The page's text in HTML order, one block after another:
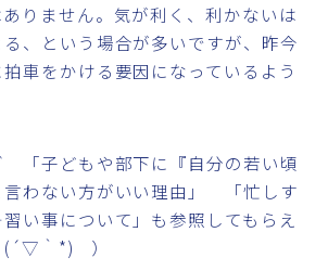
りません。気が利く、利かないは
、という場合が多いですが、昨今
車をかける要因になっているよう
「子どもや部下に『自分の若い頃
わない方がいい理由」 「忙しす
い事について」も参照してもらえ
(´▽｀*) ）